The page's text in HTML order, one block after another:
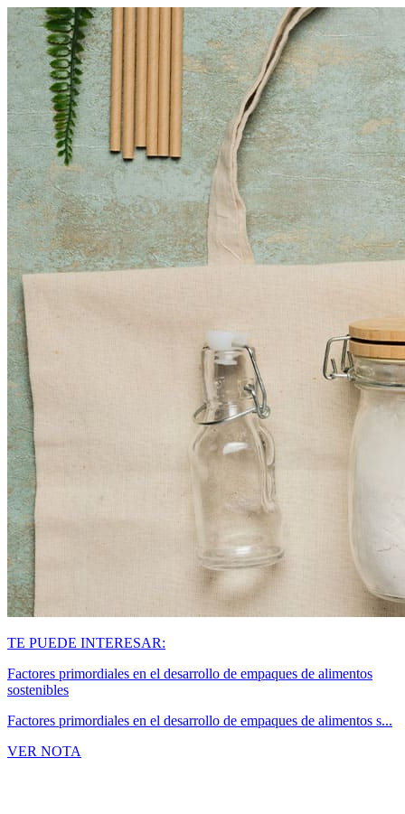
TE PUEDE INTERESAR:
Factores primordiales en el desarrollo de empaques de alimentos
sostenibles
Factores primordiales en el desarrollo de empaques de alimentos s...
VER NOTA